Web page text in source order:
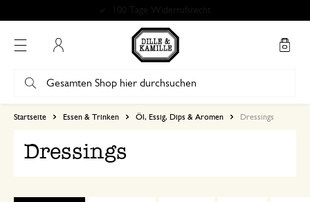
100 Tage Widerrufsrecht
Startseite Essen & Trinken Öl, Essig, Dips & Aromen Dressings
Dressings